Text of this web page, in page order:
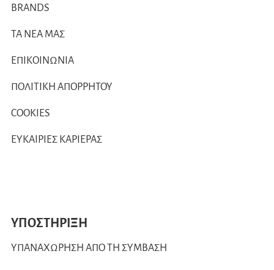
BRANDS
ΤΑ ΝΕΑ ΜΑΣ
ΕΠΙΚΟΙΝΩΝΙΑ
ΠΟΛΙΤΙΚΗ ΑΠΟΡΡΗΤΟΥ
COOKIES
ΕΥΚΑΙΡΙΕΣ ΚΑΡΙΕΡΑΣ
ΥΠΟΣΤΗΡΙΞΗ
ΥΠΑΝΑΧΩΡΗΣΗ ΑΠΟ ΤΗ ΣΥΜΒΑΣΗ